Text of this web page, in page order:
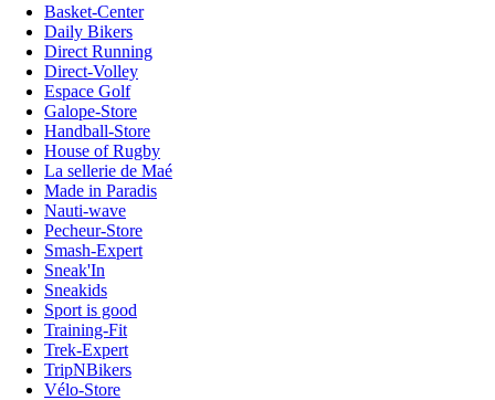
Basket-Center
Daily Bikers
Direct Running
Direct-Volley
Espace Golf
Galope-Store
Handball-Store
House of Rugby
La sellerie de Maé
Made in Paradis
Nauti-wave
Pecheur-Store
Smash-Expert
Sneak'In
Sneakids
Sport is good
Training-Fit
Trek-Expert
TripNBikers
Vélo-Store